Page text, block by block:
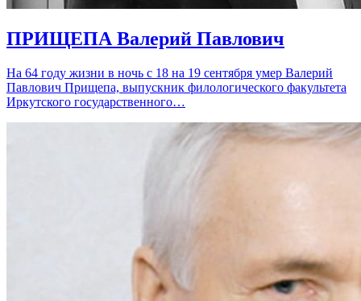
ПРИЩЕПА Валерий Павлович
На 64 году жизни в ночь с 18 на 19 сентября умер Валерий
Павлович Прищепа, выпускник филологического факультета
Иркутского государственного…